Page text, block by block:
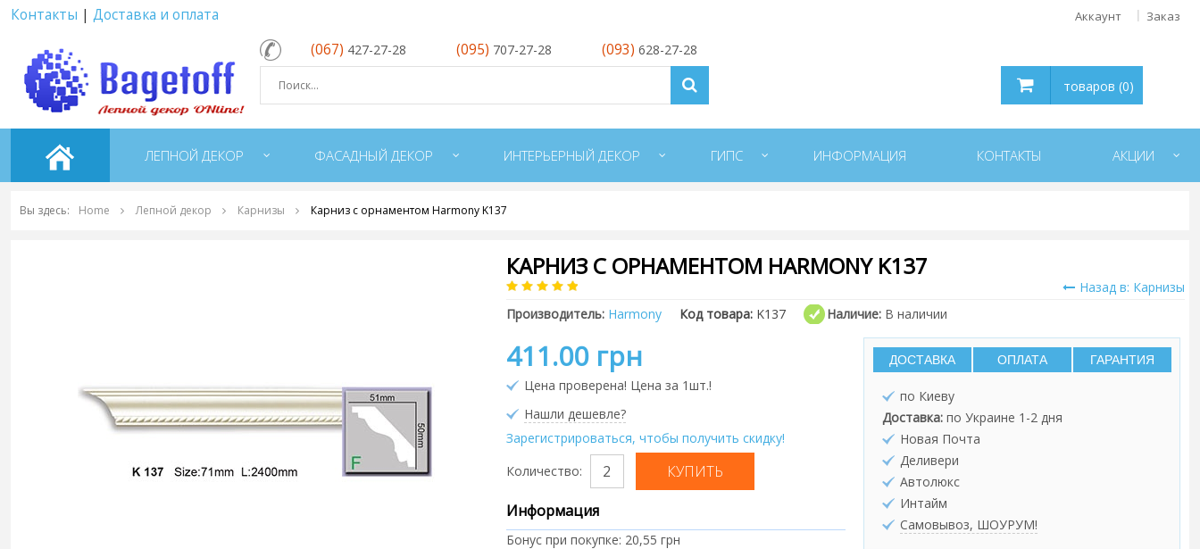
Контакты | Доставка и оплата Аккаунт Заказ
(067) 427-27-28 (095) 707-27-28 (093) 628-27-28
товаров (0)
ЛЕПНОЙ ДЕКОР ФАСАДНЫЙ ДЕКОР ИНТЕРЬЕРНЫЙ ДЕКОР ГИПС ИНФОРМАЦИЯ КОНТАКТЫ АКЦИИ
Вы здесь: Home Лепной декор Карнизы Карниз с орнаментом Harmony K137
КАРНИЗ С ОРНАМЕНТОМ HARMONY K137
Назад в: Карнизы
Производитель: Harmony Код товара: K137 Наличие: В наличии
411.00 грн
Цена проверена! Цена за 1шт.!
Нашли дешевле?
Зарегистрироваться, чтобы получить скидку!
Количество:
Информация
Бонус при покупке: 20,55 грн
ДОСТАВКА ОПЛАТА ГАРАНТИЯ
по Киеву
Доставка: по Украине 1-2 дня
Новая Почта
Деливери
Автолюкс
Интайм
Самовывоз, ШОУРУМ!